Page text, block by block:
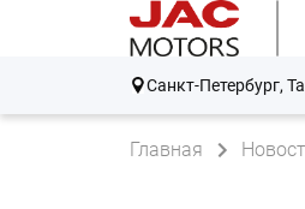
Санкт-Петербург,
Главная